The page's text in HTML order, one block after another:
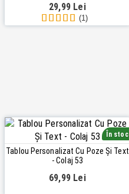
29,99 Lei
(1)
În stoc
Tablou Personalizat Cu Poze Și Text
- Colaj 53
69,99 Lei